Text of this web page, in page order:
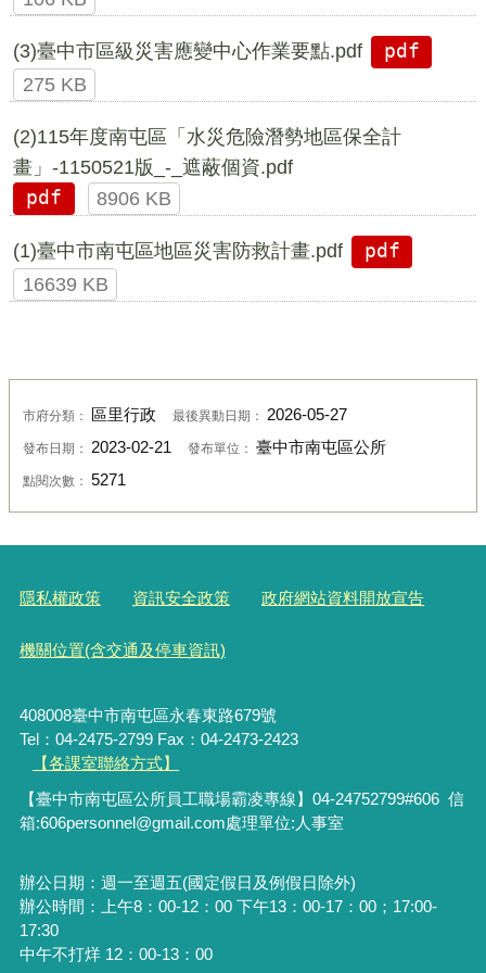
(3)臺中市區級災害應變中心作業要點.pdf
pdf
275 KB
(2)115年度南屯區「水災危險潛勢地區保全計
畫」-1150521版_-_遮蔽個資.pdf
pdf
8906 KB
(1)臺中市南屯區地區災害防救計畫.pdf
pdf
16639 KB
市府分類： 區里行政 最後異動日期： 2026-05-27
發布日期： 2023-02-21 發布單位： 臺中市南屯區公所
點閱次數： 5271
隱私權政策 資訊安全政策 政府網站資料開放宣告
機關位置(含交通及停車資訊)
408008臺中市南屯區永春東路679號
Tel：04-2475-2799 Fax：04-2473-2423
【各課室聯絡方式】
【臺中市南屯區公所員工職場霸凌專線】04-24752799#606 信
箱:606personnel@gmail.com處理單位:人事室
辦公日期：週一至週五(國定假日及例假日除外)
辦公時間：上午8：00-12：00 下午13：00-17：00；17:00-
17:30
中午不打烊 12：00-13：00